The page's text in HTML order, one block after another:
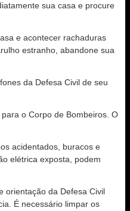
sua casa e procure
e acontecer rachaduras
estranho, abandone sua
da Defesa Civil de seu
o Corpo de Bombeiros. O
acidentados, buracos e
elétrica exposta, podem
orientação da Defesa Civil
É necessário limpar os